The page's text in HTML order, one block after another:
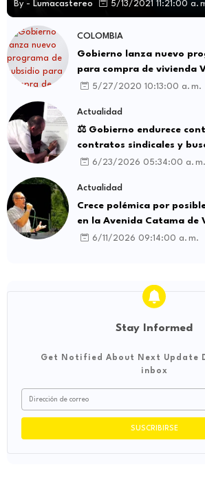
By - Lumacastereo 5/13/2021 11:21:00 a.
COLOMBIA
Gobierno lanza nuevo
para compra de vivienda
5/27/2020 10:13:00 a. m.
Actualidad
⚖️ Gobierno endurece
contratos sindicales y
intermediación laboral
6/23/2026 05:34:00 a. m.
Actualidad
Crece polémica por
en la Avenida Catama de
6/11/2026 09:14:00 a. m.
Stay Informed
Get Notified About Next Update
inbox